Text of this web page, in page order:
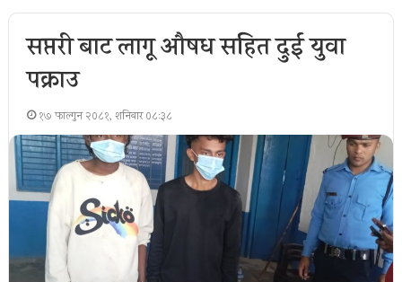
सप्तरी बाट लागू औषध सहित दुई युवा
पक्राउ
१७ फाल्गुन २०८१, शनिबार ०८:३८